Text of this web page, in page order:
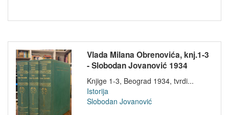
Vlada Milana Obrenovića, knj.1-3
- Slobodan Jovanović 1934
Knjige 1-3, Beograd 1934, tvrdi...
Istorija
Slobodan Jovanović